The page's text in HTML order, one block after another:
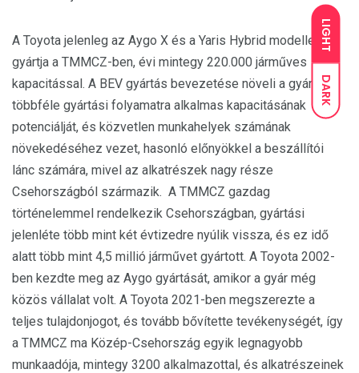
LIGHT
DARK
A Toyota jelenleg az Aygo X és a Yaris Hybrid modelleket
gyártja a TMMCZ-ben, évi mintegy 220.000 járműves
kapacitással. A BEV gyártás bevezetése növeli a gyár
többféle gyártási folyamatra alkalmas kapacitásának
potenciálját, és közvetlen munkahelyek számának
növekedéséhez vezet, hasonló előnyökkel a beszállítói
lánc számára, mivel az alkatrészek nagy része
Csehországból származik. A TMMCZ gazdag
történelemmel rendelkezik Csehországban, gyártási
jelenléte több mint két évtizedre nyúlik vissza, és ez idő
alatt több mint 4,5 millió járművet gyártott. A Toyota 2002-
ben kezdte meg az Aygo gyártását, amikor a gyár még
közös vállalat volt. A Toyota 2021-ben megszerezte a
teljes tulajdonjogot, és tovább bővítette tevékenységét, így
a TMMCZ ma Közép-Csehország egyik legnagyobb
munkaadója, mintegy 3200 alkalmazottal, és alkatrészeinek